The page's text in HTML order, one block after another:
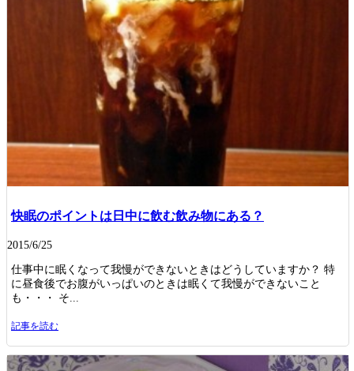
快眠のポイントは日中に飲む飲み物にある？
2015/6/25
仕事中に眠くなって我慢ができないときはどうしていますか？ 特
に昼食後でお腹がいっぱいのときは眠くて我慢ができないこと
も・・・ そ...
記事を読む